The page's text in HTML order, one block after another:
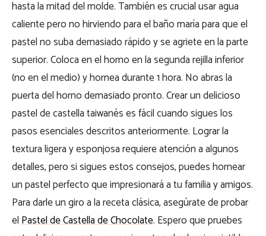
hasta la mitad del molde. También es crucial usar agua
caliente pero no hirviendo para el baño maría para que el
pastel no suba demasiado rápido y se agriete en la parte
superior. Coloca en el horno en la segunda rejilla inferior
(no en el medio) y hornea durante 1 hora. No abras la
puerta del horno demasiado pronto.Crear un delicioso
pastel de castella taiwanés es fácil cuando sigues los
pasos esenciales descritos anteriormente. Lograr la
textura ligera y esponjosa requiere atención a algunos
detalles, pero si sigues estos consejos, puedes hornear
un pastel perfecto que impresionará a tu familia y amigos.
Para darle un giro a la receta clásica, asegúrate de probar
elPastel de Castella de Chocolate. Espero que pruebes